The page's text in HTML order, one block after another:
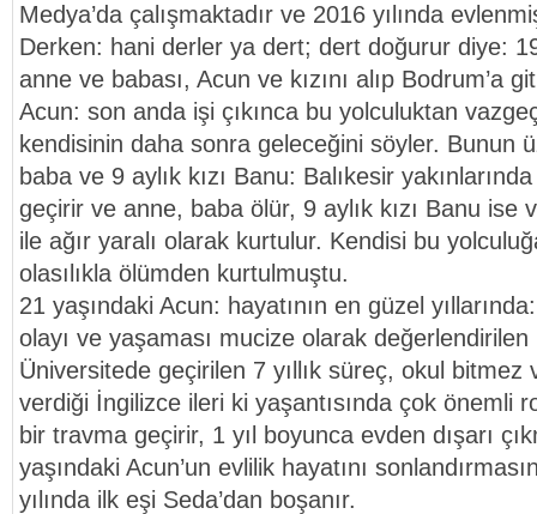
Medya’da çalışmaktadır ve 2016 yılında
Derken: hani derler ya dert; dert doğurur diye:
anne ve babası, Acun ve kızını alıp Bodrum’a
Acun: son anda işi çıkınca bu yolculuktan
kendisinin daha sonra geleceğini söyler. Bunun
baba ve 9 aylık kızı Banu: Balıkesir
geçirir ve anne, baba ölür, 9 aylık kızı Banu ise
ile ağır yaralı olarak kurtulur. Kendisi bu
olasılıkla ölümden kurtulmuştu.
21 yaşındaki Acun: hayatının en güzel
olayı ve yaşaması mucize olarak değerlendirilen
Üniversitede geçirilen 7 yıllık süreç, okul bitmez
verdiği İngilizce ileri ki yaşantısında çok önemli
bir travma geçirir, 1 yıl boyunca evden dışarı
yaşındaki Acun’un evlilik hayatını
yılında ilk eşi Seda’dan boşanır.